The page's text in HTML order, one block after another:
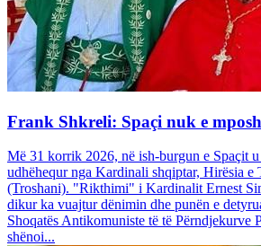
Frank Shkreli: Spaçi nuk e
Më 31 korrik 2026, në ish-burgun e Spaçit u
udhëhequr nga Kardinali shqiptar, Hirësia e
(Troshani). "Rikthimi" i Kardinalit Ernest
dikur ka vuajtur dënimin dhe punën e
Shoqatës Antikomuniste të të Përndjekurve
shënoi...